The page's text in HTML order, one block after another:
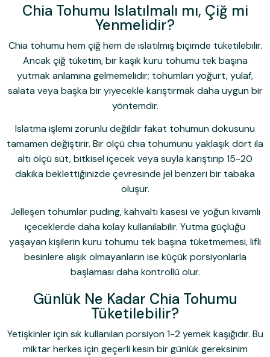
Chia Tohumu Islatılmalı mı, Çiğ mi
Yenmelidir?
Chia tohumu hem çiğ hem de ıslatılmış biçimde tüketilebilir.
Ancak çiğ tüketim, bir kaşık kuru tohumu tek başına
yutmak anlamına gelmemelidir; tohumları yoğurt, yulaf,
salata veya başka bir yiyecekle karıştırmak daha uygun bir
yöntemdir.
Islatma işlemi zorunlu değildir fakat tohumun dokusunu
tamamen değiştirir. Bir ölçü chia tohumunu yaklaşık dört ila
altı ölçü süt, bitkisel içecek veya suyla karıştırıp 15-20
dakika beklettiğinizde çevresinde jel benzeri bir tabaka
oluşur.
Jelleşen tohumlar puding, kahvaltı kasesi ve yoğun kıvamlı
içeceklerde daha kolay kullanılabilir. Yutma güçlüğü
yaşayan kişilerin kuru tohumu tek başına tüketmemesi, lifli
besinlere alışık olmayanların ise küçük porsiyonlarla
başlaması daha kontrollü olur.
Günlük Ne Kadar Chia Tohumu
Tüketilebilir?
Yetişkinler için sık kullanılan porsiyon 1-2 yemek kaşığıdır. Bu
miktar herkes için geçerli kesin bir günlük gereksinim